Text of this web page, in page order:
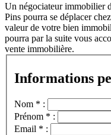
Un négociateur immobilier
Pins pourra se déplacer
valeur de votre bien
pourra par la suite vous
vente immobilière.
Informations
Nom * :
Prénom * :
Email * :